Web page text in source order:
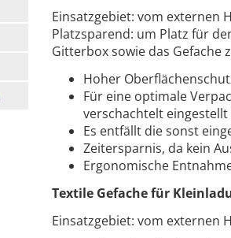
Einsatzgebiet: vom externen
Platzsparend: um Platz für
Gitterbox sowie das Gefache
Hoher
Für eine optimale
verschachtelt eingestellt
Es entfällt die sonst
Zeitersparnis, da kein
Ergonomische
Textile Gefache für
Einsatzgebiet: vom externen